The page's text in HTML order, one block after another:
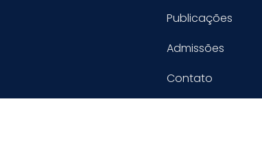
Publicações
Admissões
Contato